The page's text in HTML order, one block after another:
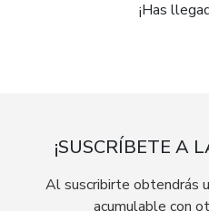
¡Has
¡SUSCRÍBETE A
Al suscribirte obtendrás
acumulable con